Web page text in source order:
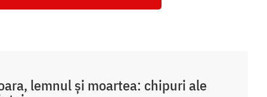
lemnul și moartea: chipuri ale